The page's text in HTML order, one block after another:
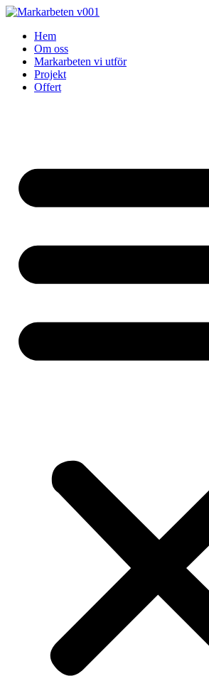
Skip
contentHem
Om oss
Markarbeten vi utför
Projekt
Offert